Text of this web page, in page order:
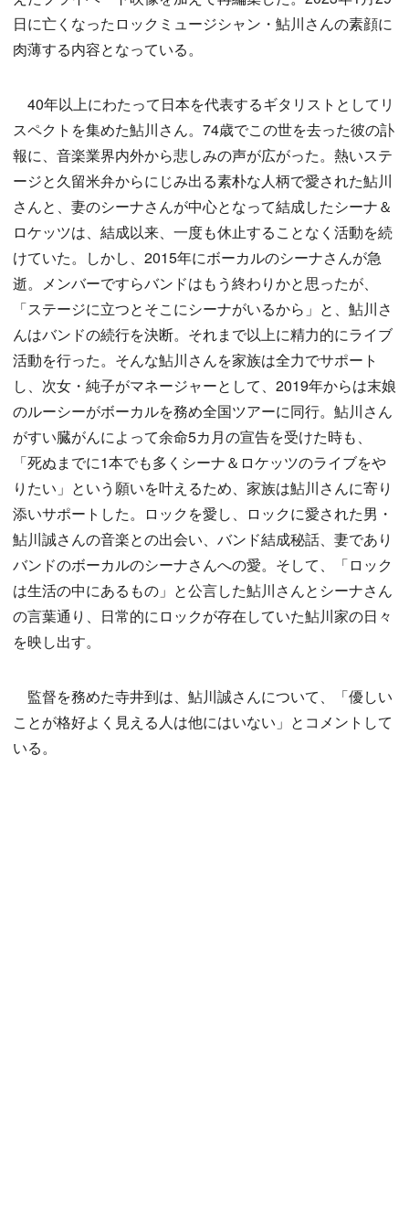
日に亡くなったロックミュージシャン・鮎川さんの素顔に
肉薄する内容となっている。
40年以上にわたって日本を代表するギタリストとしてリ
スペクトを集めた鮎川さん。74歳でこの世を去った彼の訃
報に、音楽業界内外から悲しみの声が広がった。熱いステ
ージと久留米弁からにじみ出る素朴な人柄で愛された鮎川
さんと、妻のシーナさんが中心となって結成したシーナ＆
ロケッツは、結成以来、一度も休止することなく活動を続
けていた。しかし、2015年にボーカルのシーナさんが急
逝。メンバーですらバンドはもう終わりかと思ったが、
「ステージに立つとそこにシーナがいるから」と、鮎川さ
んはバンドの続行を決断。それまで以上に精力的にライブ
活動を行った。そんな鮎川さんを家族は全力でサポート
し、次女・純子がマネージャーとして、2019年からは末娘
のルーシーがボーカルを務め全国ツアーに同行。鮎川さん
がすい臓がんによって余命5カ月の宣告を受けた時も、
「死ぬまでに1本でも多くシーナ＆ロケッツのライブをや
りたい」という願いを叶えるため、家族は鮎川さんに寄り
添いサポートした。ロックを愛し、ロックに愛された男・
鮎川誠さんの音楽との出会い、バンド結成秘話、妻であり
バンドのボーカルのシーナさんへの愛。そして、「ロック
は生活の中にあるもの」と公言した鮎川さんとシーナさん
の言葉通り、日常的にロックが存在していた鮎川家の日々
を映し出す。
監督を務めた寺井到は、鮎川誠さんについて、「優しい
ことが格好よく見える人は他にはいない」とコメントして
いる。